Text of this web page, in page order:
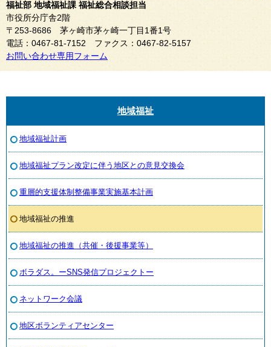
福祉部 地域福祉課 福祉総合相談担当
市役所分庁舎2階
〒253-8686 茅ヶ崎市茅ヶ崎一丁目1番1号
電話：0467-81-7152 ファクス：0467-82-5157
お問い合わせ専用フォーム
地域福祉
地域福祉計画
地域福祉プラン改定に伴う地区との意見交換会
重層的支援体制整備事業実施基本計画
地域福祉の推進
地域福祉の推進（共催・後援事業等）
ボラダス。ーSNS発信プロジェクトー
ネットワーク会議
地区ボランティアセンター